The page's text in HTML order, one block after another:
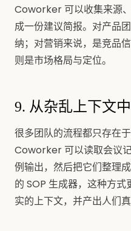
Coworker 可以收集来源
成一份建议简报。对产品
纳；对营销来说，是竞品
则是市场格局与定位。
9. 从杂乱上下文
很多团队的流程都只存在
Coworker 可以读取会议
例输出，然后把它们整理
的 SOP 生成器，这种方
实的上下文，并产出人们